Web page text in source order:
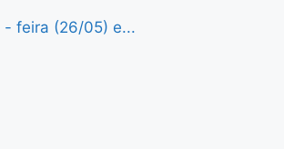
- feira (26/05) e...